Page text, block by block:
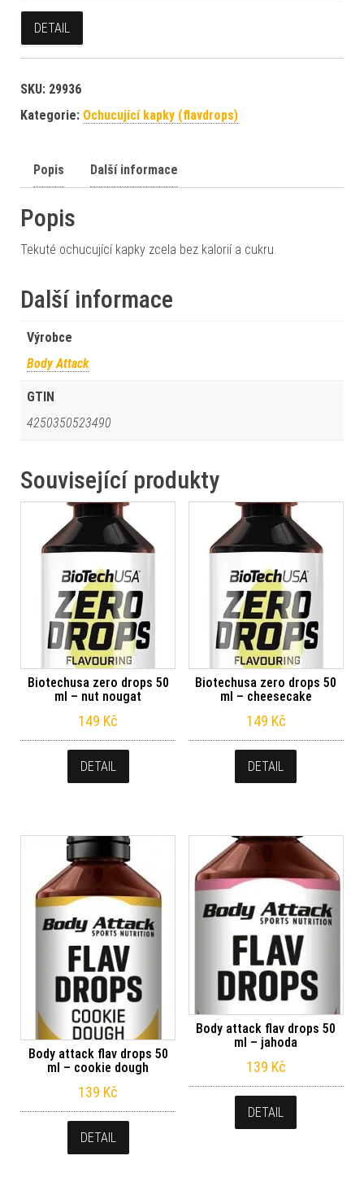
DETAIL
SKU: 29936
Kategorie: Ochucující kapky (flavdrops)
Popis Další informace
Popis
Tekuté ochucující kapky zcela bez kalorií a cukru.
Další informace
Výrobce
Body Attack
GTIN
4250350523490
Související produkty
Biotechusa zero drops 50
ml – nut nougat
149 Kč
DETAIL
Biotechusa zero drops 50
ml – cheesecake
149 Kč
DETAIL
Body attack flav drops 50
ml – cookie dough
139 Kč
DETAIL
Body attack flav drops 50
ml – jahoda
139 Kč
DETAIL